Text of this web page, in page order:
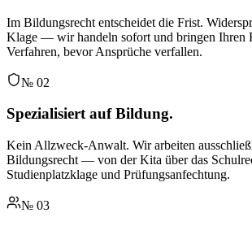
Im Bildungsrecht entscheidet die Frist.
Klage — wir handeln sofort und bringen Ihren
Verfahren, bevor Ansprüche verfallen.
№ 02
Spezialisiert auf Bildung.
Kein Allzweck-Anwalt. Wir arbeiten
Bildungsrecht — von der Kita über das
Studienplatzklage und Prüfungsanfechtung.
№ 03